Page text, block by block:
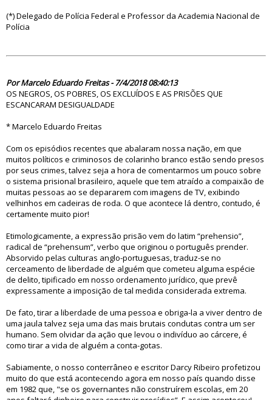
(*) Delegado de Polícia Federal e Professor da Academia Nacional de
Polícia
Por Marcelo Eduardo Freitas - 7/4/2018 08:40:13
OS NEGROS, OS POBRES, OS EXCLUÍDOS E AS PRISÕES QUE
ESCANCARAM DESIGUALDADE
* Marcelo Eduardo Freitas
Com os episódios recentes que abalaram nossa nação, em que
muitos políticos e criminosos de colarinho branco estão sendo presos
por seus crimes, talvez seja a hora de comentarmos um pouco sobre
o sistema prisional brasileiro, aquele que tem atraído a compaixão de
muitas pessoas ao se depararem com imagens de TV, exibindo
velhinhos em cadeiras de roda. O que acontece lá dentro, contudo, é
certamente muito pior!
Etimologicamente, a expressão prisão vem do latim “prehensio”,
radical de “prehensum”, verbo que originou o português prender.
Absorvido pelas culturas anglo-portuguesas, traduz-se no
cerceamento de liberdade de alguém que cometeu alguma espécie
de delito, tipificado em nosso ordenamento jurídico, que prevê
expressamente a imposição de tal medida considerada extrema.
De fato, tirar a liberdade de uma pessoa e obriga-la a viver dentro de
uma jaula talvez seja uma das mais brutais condutas contra um ser
humano. Sem olvidar da ação que levou o indivíduo ao cárcere, é
como tirar a vida de alguém a conta-gotas.
Sabiamente, o nosso conterrâneo e escritor Darcy Ribeiro profetizou
muito do que está acontecendo agora em nosso país quando disse
em 1982 que, "se os governantes não construírem escolas, em 20